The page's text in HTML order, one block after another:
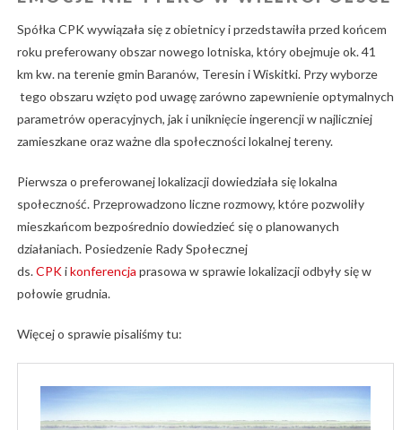
Spółka CPK wywiązała się z obietnicy i przedstawiła przed końcem
roku preferowany obszar nowego lotniska, który obejmuje ok. 41
km kw. na terenie gmin Baranów, Teresin i Wiskitki. Przy wyborze
tego obszaru wzięto pod uwagę zarówno zapewnienie optymalnych
parametrów operacyjnych, jak i uniknięcie ingerencji w najliczniej
zamieszkane oraz ważne dla społeczności lokalnej tereny.
Pierwsza o preferowanej lokalizacji dowiedziała się lokalna
społeczność. Przeprowadzono liczne rozmowy, które pozwoliły
mieszkańcom bezpośrednio dowiedzieć się o planowanych
działaniach. Posiedzenie Rady Społecznej
ds.CPKikonferencja prasowa w sprawie lokalizacji odbyły się w
połowie grudnia.
Więcej o sprawie pisaliśmy tu: